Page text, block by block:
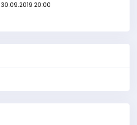
30.09.2019 20:00